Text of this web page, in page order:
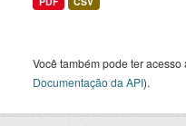
Você também pode ter
Documentação da API).